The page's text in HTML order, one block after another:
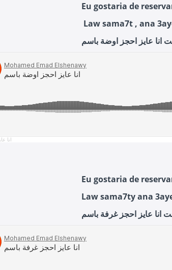
Eu gostaria de
Law sama7t , ana
انا
Eu gostaria de
Law sama7ty ana